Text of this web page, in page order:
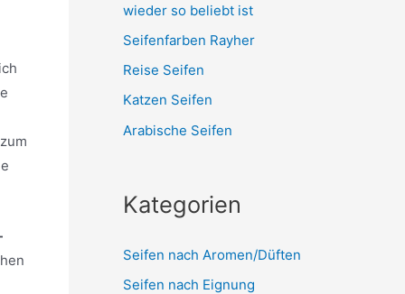
wieder so beliebt ist
Seifenfarben Rayher
Reise Seifen
Katzen Seifen
Arabische Seifen
Kategorien
Seifen nach Aromen/Düften
Seifen nach Eignung